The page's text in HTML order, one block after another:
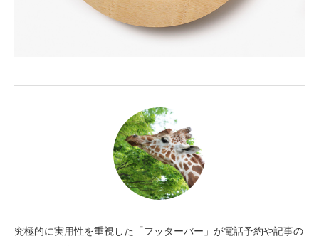
究極的に実用性を重視した「フッターバー」が電話予約や記事の